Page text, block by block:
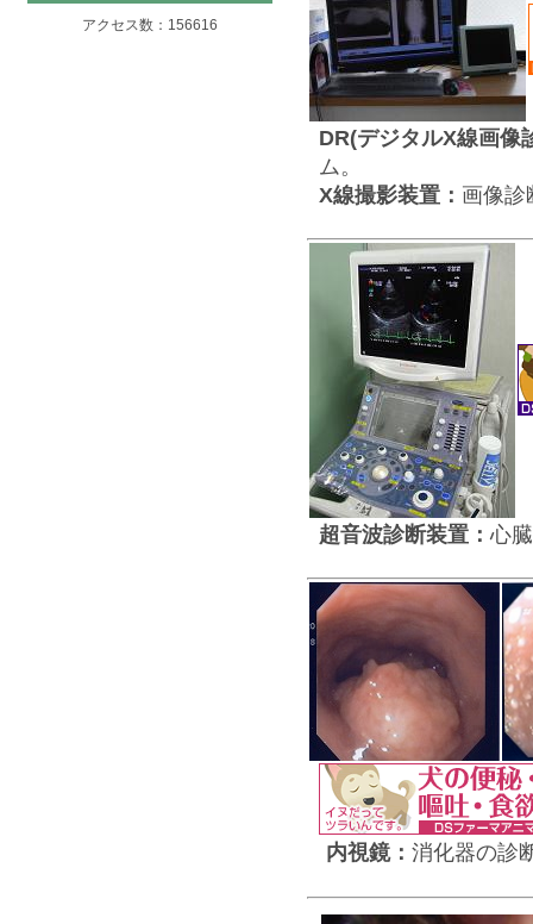
DR(デジタルX線画像
ム。
X線撮影装置： 画像診
超音波診断装置：心
内視鏡： 消化器の診
アクセス数：156616